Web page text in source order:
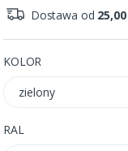
Dostawa od 25,00
KOLOR
zielony
RAL